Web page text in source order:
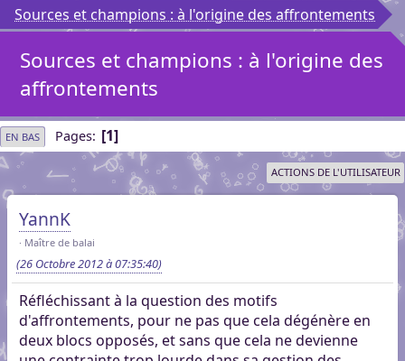
Sources et champions : à l'origine des affrontements
Sources et champions : à l'origine des
affrontements
EN BAS Pages 1
ACTIONS DE L'UTILISATEUR
YannK
Maître de balai
(26 Octobre 2012 à 07:35:40)
Réfléchissant à la question des motifs
d'affrontements, pour ne pas que cela dégénère en
deux blocs opposés, et sans que cela ne devienne